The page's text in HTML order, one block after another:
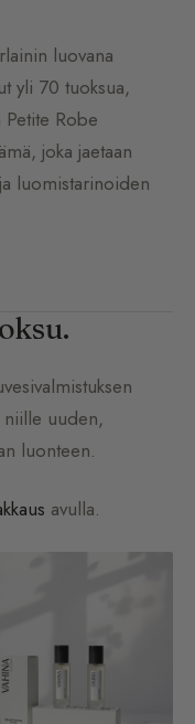
luovana
yli 70 tuoksua,
Robe
joka jaetaan
luomistarinoiden
niille uuden,
luonteen.
avulla.